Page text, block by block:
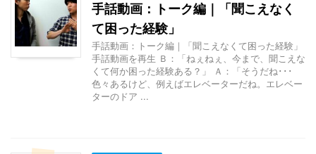
手話動画：トーク編｜「聞こえなく
て困った経験」
手話動画：トーク編｜「聞こえなくて困った経験」
手話動画を再生 Ｂ：「ねぇねぇ、今まで、聞こえな
くて何か困った経験ある？」 Ａ：「そうだね･･･
色々あるけど、例えばエレベーターだね。エレベー
ターのドア ...